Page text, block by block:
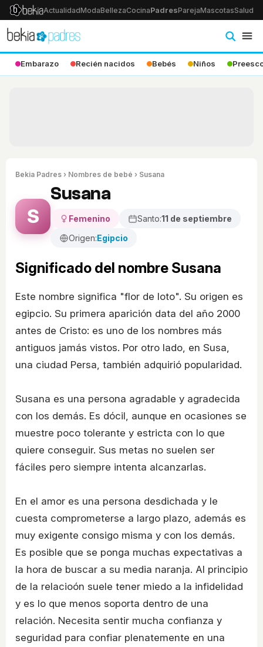
ActualidadModaBellezaCocinaPadresParejaMascotasSalud
Embarazo Recién nacidos Bebés Niños
Bekia Padres › Nombres de bebé › Susana
S
Susana
Femenino Santo:11 de septiembre
Origen:Egipcio
Significado del nombre Susana
Este nombre significa "flor de loto". Su origen es
egipcio. Su primera aparición data del año 2000
antes de Cristo: es uno de los nombres más
antiguos jamás vistos. Por otro lado, en Susa,
una ciudad Persa, también adquirió popularidad.
Susana es una persona agradable y agradecida
con los demás. Es dócil, aunque en ocasiones se
muestre poco tolerante y estricta con lo que
quiere conseguir. Sus metas no suelen ser
fáciles pero siempre intenta alcanzarlas.
En el amor es una persona desdichada y le
cuesta comprometerse a largo plazo, además es
muy exigente consigo misma y con los demás.
Es posible que se ponga muchas expectativas a
la hora de buscar a su media naranja. Al principio
de la relacioón suele tener miedo a la infidelidad
y es lo que menos soporta dentro de una
relación. Necesita sentir mucha confianza y
seguridad para confiar plenatemente en una